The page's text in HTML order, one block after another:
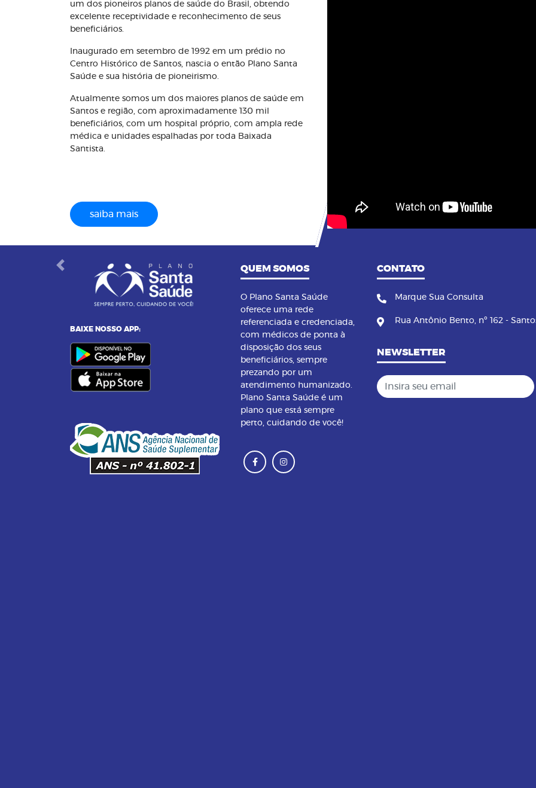
O Plano Santa Saúde iniciou a sua história em 1992 sendo
um dos pioneiros planos de saúde do Brasil, obtendo
beneficiários.
Inaugurado em setembro de 1992 em um prédio no
Atualmente somos um dos maiores planos de saúde em
Santos e região, com aproximadamente 130 mil
beneficiários, com um hospital próprio, com ampla rede
BAIXE NOSSO APP:
QUEM SOMOS
O Plano Santa Saúde
oferece uma rede
referenciada e credenciada,
com médicos de ponta à
disposição dos seus
beneficiários, sempre
prezando por um
atendimento humanizado.
Plano Santa Saúde é um
perto, cuidando de você!
CONTATO
Marque Sua Consulta
Rua Antônio Bento, nº 162 -
NEWSLETTER